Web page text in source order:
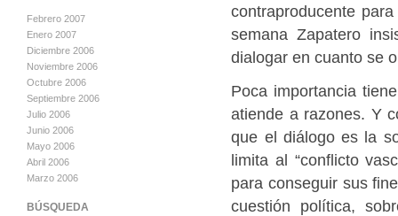
contraproducente
semana Zapatero
dialogar en cuanto se
Poca importancia
atiende a razones. Y
que el diálogo es la
limita al “conflicto
para conseguir sus
cuestión política,
Febrero 2007
Enero 2007
Diciembre 2006
Noviembre 2006
Octubre 2006
Septiembre 2006
Julio 2006
Junio 2006
Mayo 2006
Abril 2006
Marzo 2006
BÚSQUEDA